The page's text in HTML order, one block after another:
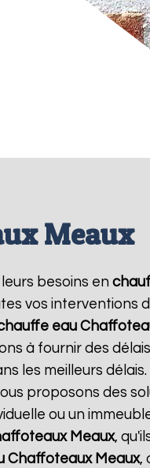
Meaux
besoins en
vos interventions
eau
à fournir des
les meilleurs
proposons des
ou un
Meaux,
Chaffoteaux Meaux,